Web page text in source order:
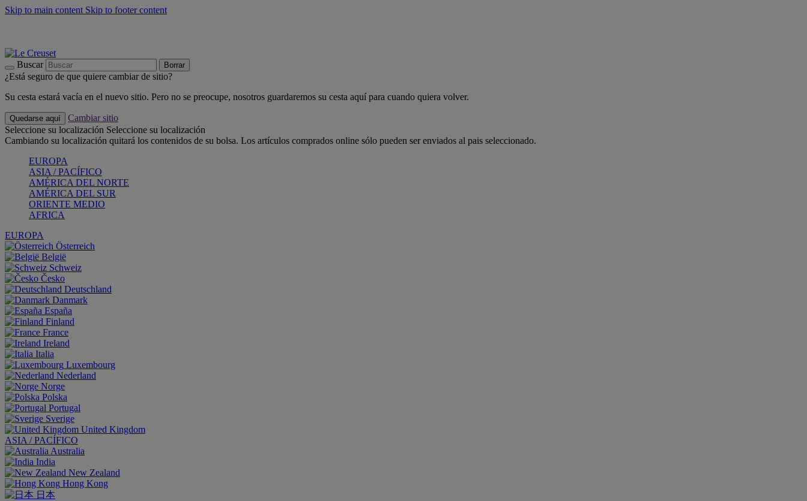
Skip to main content Skip to footer content
Buscar Borrar
¿Está seguro de que quiere cambiar de sitio?
Su cesta estará vacía en el nuevo sitio. Pero no se preocupe, nosotros guardaremos su cesta aquí para cuando quiera volver.
Quedarse aquí
Cambiar sitio
Seleccione su localización Seleccione su localización
Cambiando su localización quitará los contenidos de su bolsa. Los artículos comprados online sólo pueden ser enviados al pais seleccionado.
EUROPA
ASIA / PACÍFICO
AMÉRICA DEL NORTE
AMÉRICA DEL SUR
ORIENTE MEDIO
AFRICA
EUROPA
Österreich
België
Schweiz
Česko
Deutschland
Danmark
España
Finland
France
Ireland
Italia
Luxembourg
Nederland
Norge
Polska
Portugal
Sverige
United Kingdom
ASIA / PACÍFICO
Australia
India
New Zealand
Hong Kong
日本